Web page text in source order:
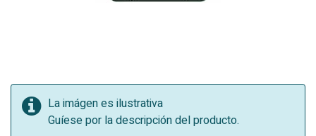
La imágen es ilustrativa
Guíese por la descripción del producto.